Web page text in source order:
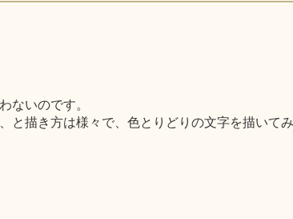
ないのです。
と描き方は様々で、色とりどりの文字を描いて